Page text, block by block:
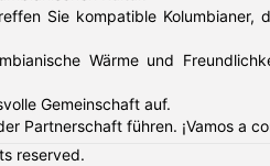
Sie kompatible Kolumbianer,
Wärme und
Gemeinschaft auf.
Partnerschaft führen. ¡Vamos a
reserved.
Assistance